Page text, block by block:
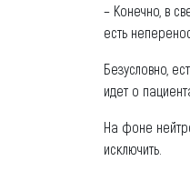
– Конечно, в
есть
Безусловно,
идет о
На фоне
исключить.